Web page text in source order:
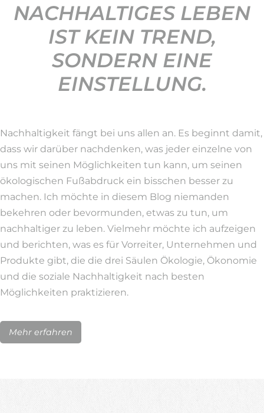
NACHHALTIGES LEBEN
IST KEIN TREND,
SONDERN EINE
EINSTELLUNG.
Nachhaltigkeit fängt bei uns allen an. Es beginnt damit,
dass wir darüber nachdenken, was jeder einzelne von
uns mit seinen Möglichkeiten tun kann, um seinen
ökologischen Fußabdruck ein bisschen besser zu
machen. Ich möchte in diesem Blog niemanden
bekehren oder bevormunden, etwas zu tun, um
nachhaltiger zu leben. Vielmehr möchte ich aufzeigen
und berichten, was es für Vorreiter, Unternehmen und
Produkte gibt, die die drei Säulen Ökologie, Ökonomie
und die soziale Nachhaltigkeit nach besten
Möglichkeiten praktizieren.
Mehr erfahren